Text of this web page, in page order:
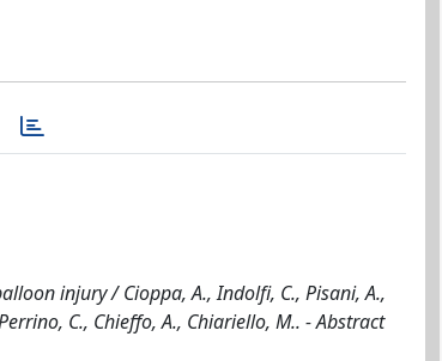
injury / Cioppa, A., Indolfi, C., Pisani, A.,
C., Chieffo, A., Chiariello, M.. - Abstract